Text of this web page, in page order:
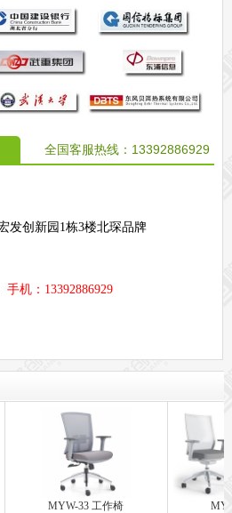
全国客服热线： 13392886929
发创新园1栋3楼北琛品牌
手机：13392886929
MYW-33 工作椅